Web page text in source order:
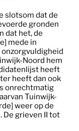
slotsom dat de
gronden
dat het, de
mede in
Noord hem
heeft
heeft dan ook
onrechtmatig
Tuinwijk-
weer op de
De grieven II tot